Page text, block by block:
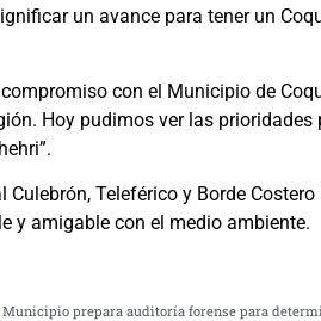
un avance para tener un
con el Municipio de
Hoy pudimos ver las
Teleférico y Borde
y amigable con el medio ambiente.